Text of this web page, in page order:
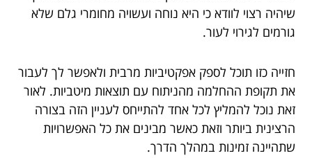
שיהיה רצוי לוודא כי היא נוחה ועשויה מחומרי גלם שלא
גורמים לגירוי לעור.
חזייה כזו תוכל לספק אפקטיביות מרבית ולאפשר לך לעבור
את תקופת ההחלמה מהניתוח עם תוצאות מיטביות. לאור
זאת נוכל להמליץ לכל אחד להתייחס לעניין הזה בצורה
הרצינית ביותר וזאת כאשר מבינים את כל האפשרויות
שתהיינה זמינות במהלך הדרך.